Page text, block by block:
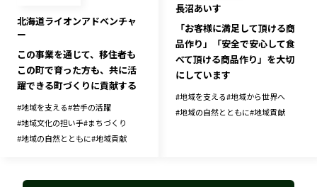
北海道ライオンアドベンチャ
ー
この事業を通じて、移住者も
この町で育った方も、共に活
躍できる町づくりに貢献する
#地域を支える#若手の活躍
#地域文化の担い手#まちづくり
#地域の自然とともに#地域貢献
長沼あいす
「お客様に満足して頂ける商
品作り」「安全で安心して食
べて頂ける商品作り」を大切
にしています
#地域を支える#地域から世界へ
#地域の自然とともに#地域貢献